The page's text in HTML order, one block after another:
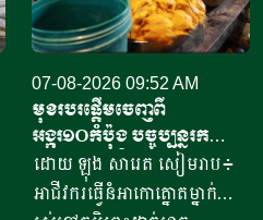
07-08-2026 09:52 AM
មុខរបរផ្តើមចេញពី
អង្ករ១០កំប៉ុង​ បច្ចុប្បន្ន​រក
ចំណូលបាន​ជិត១០លានរៀល
ក្នុងមួយថ្ងៃ
ដោយ ឡុង សារេត​ សៀមរាប៖ ​
អាជីវករ​​ធ្វើនំអាកោត្នោត​ម្នាក់